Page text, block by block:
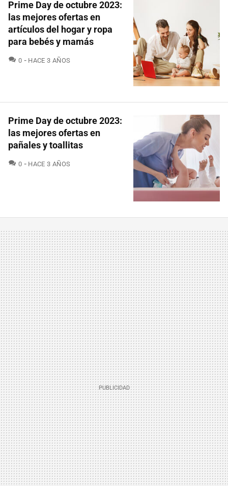
Prime Day de octubre 2023:
las mejores ofertas en
artículos del hogar y ropa
para bebés y mamás
0 COMENTARIOS
HACE 3 AÑOS
Prime Day de octubre 2023:
las mejores ofertas en
pañales y toallitas
0 COMENTARIOS
HACE 3 AÑOS